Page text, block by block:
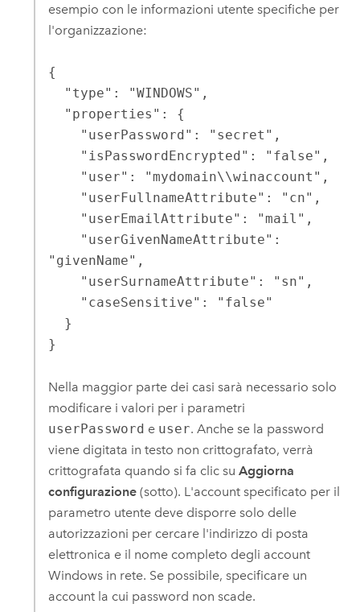
esempio con le informazioni utente specifiche per
l'organizzazione:
{
"givenName",
}
Nella maggior parte dei casi sarà necessario solo
modificare i valori per i parametri
userPassword e user. Anche se la password
viene digitata in testo non crittografato, verrà
crittografata quando si fa clic su Aggiorna
configurazione(sotto). L'account specificato per il
parametro utente deve disporre solo delle
autorizzazioni per cercare l'indirizzo di posta
elettronica e il nome completo degli account
Windowsin rete. Se possibile, specificare un
account la cui password non scade.